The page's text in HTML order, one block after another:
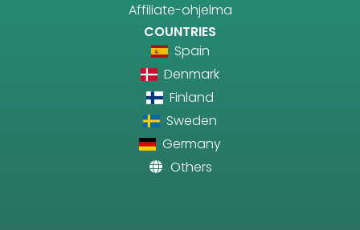
Affiliate-ohjelma
COUNTRIES
Spain
Denmark
Finland
Sweden
Germany
Others